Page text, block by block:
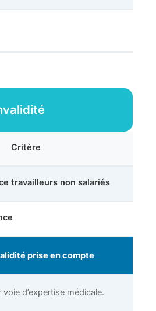
Critère
travailleurs non salariés
prise en compte
d’expertise médicale.